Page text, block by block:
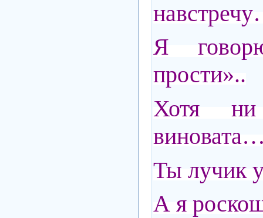
Я
прости»..
Хотя
Ты лучик
А я